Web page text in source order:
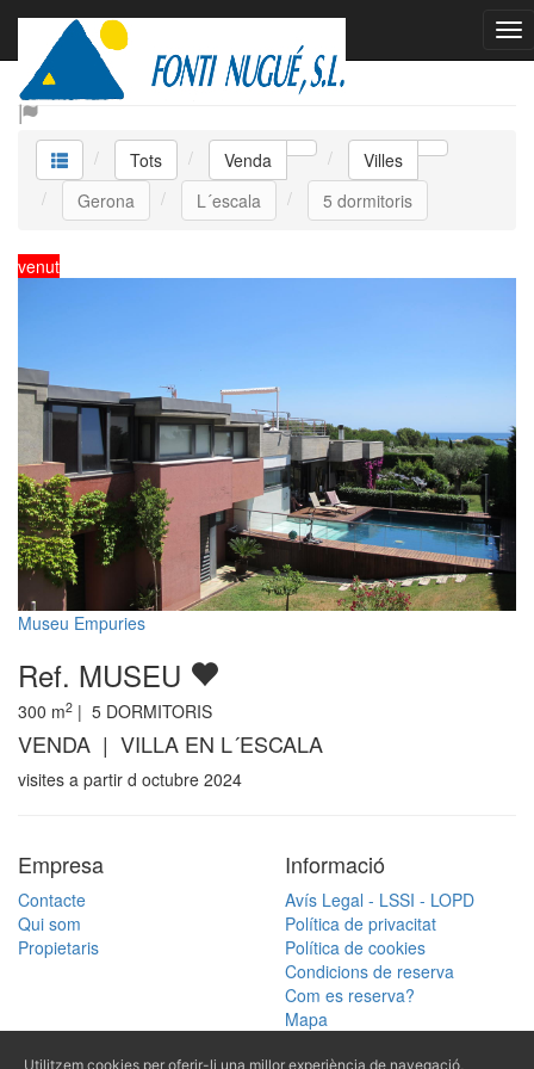
Venda Villes
Tots Venda
Villes
Gerona
L´escala 5 dormitoris
venut
Museu Empuries
Ref. MUSEU
300 m2 | 5 DORMITORIS
VENDA | VILLA EN L´ESCALA
visites a partir d octubre 2024
Empresa
Contacte
Qui som
Propietaris
Informació
Avís Legal - LSSI - LOPD
Política de privacitat
Política de cookies
Condicions de reserva
Com es reserva?
Mapa
Utilitzem cookies per oferir-li una millor experiència de navegació,